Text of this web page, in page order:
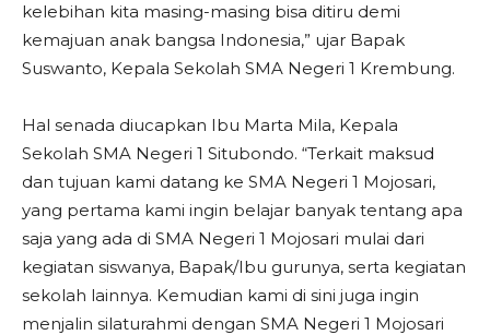
kelebihan kita masing-masing bisa ditiru demi
kemajuan anak bangsa Indonesia,” ujar Bapak
Suswanto, Kepala Sekolah SMA Negeri 1 Krembung.
Hal senada diucapkan Ibu Marta Mila, Kepala
Sekolah SMA Negeri 1 Situbondo. “Terkait maksud
dan tujuan kami datang ke SMA Negeri 1 Mojosari,
yang pertama kami ingin belajar banyak tentang apa
saja yang ada di SMA Negeri 1 Mojosari mulai dari
kegiatan siswanya, Bapak/Ibu gurunya, serta kegiatan
sekolah lainnya. Kemudian kami di sini juga ingin
menjalin silaturahmi dengan SMA Negeri 1 Mojosari